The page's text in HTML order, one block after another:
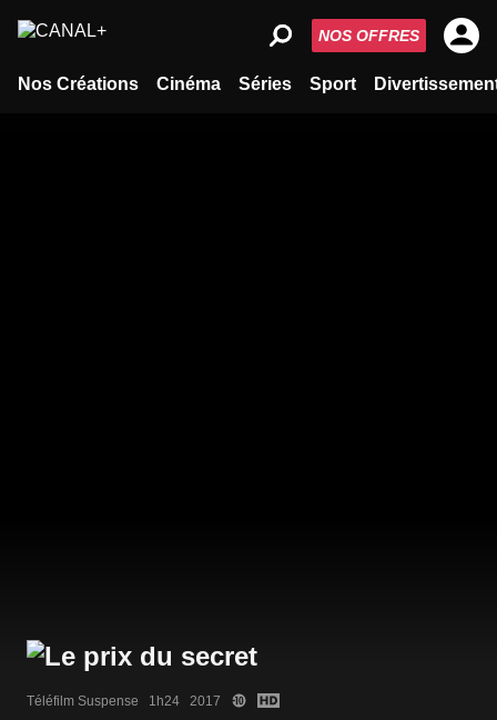
Nos Créations Cinéma Séries Sport
NOS OFFRES
Téléfilm Suspense   1h24   2017